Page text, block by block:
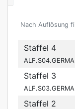
Nach Auflösung
Staffel 4
Staffel 3
Staffel 2